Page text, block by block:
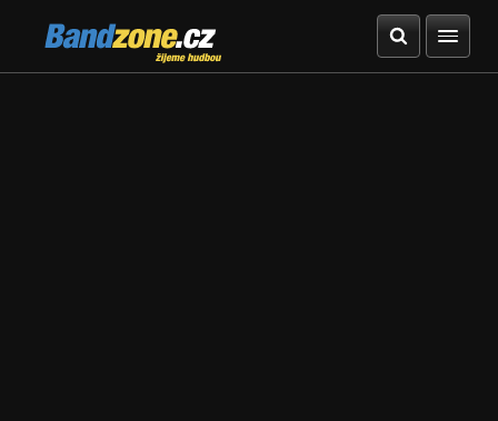
Bandzone.cz
žijeme hudbou